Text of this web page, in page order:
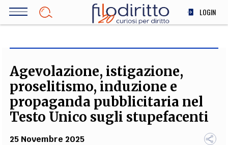
Salta
LOGIN
SOCIETÀ
MEDICINA
SCIENZA
STORIA E FILOSOFIA
INNOVAZIONE
Agevolazione, istigazione,
proselitismo, induzione e
propaganda pubblicitaria nel
Testo Unico sugli stupefacenti
25 Novembre 2025